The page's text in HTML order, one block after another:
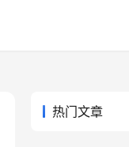
热门文章